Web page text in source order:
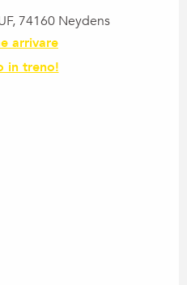
74160 Neydens
arrivare
in treno!